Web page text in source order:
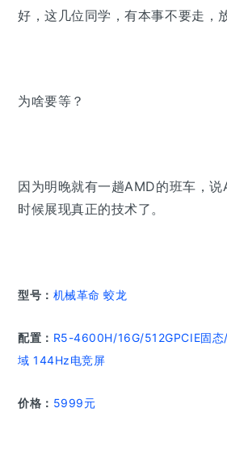
好，这几位同学，有本事不要走，
为啥要等？
因为明晚就有一趟AMD的班车，
时候展现真正的技术了。
型号： 机械革命 蛟龙
配置： R5-4600H/16G/512GPCIE固态
域 144Hz电竞屏
价格： 5999元